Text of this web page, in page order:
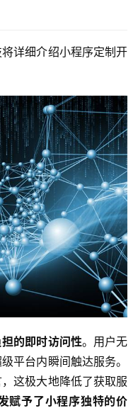
详细介绍小程序定制开
的即时访问性。用户无
平台内瞬间触达服务。
这极大地降低了获取服
赋予了小程序独特的价